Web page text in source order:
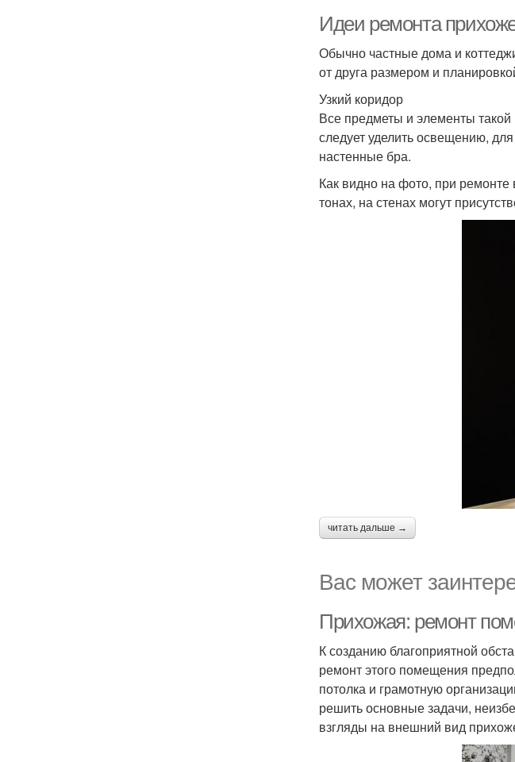
Идеи ремонта
Обычно частные дома и
от друга размером и
Узкий коридор
Все предметы и элементы
следует уделить освещению,
настенные бра.
Как видно на фото, при
тонах, на стенах могут
читать дальше →
Вас может
Прихожая: ремонт
К созданию благоприятной
ремонт этого помещения
потолка и грамотную
решить основные задачи,
взгляды на внешний вид